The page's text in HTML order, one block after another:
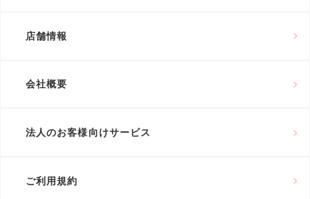
店舗情報
会社概要
法人のお客様向けサービス
ご利用規約